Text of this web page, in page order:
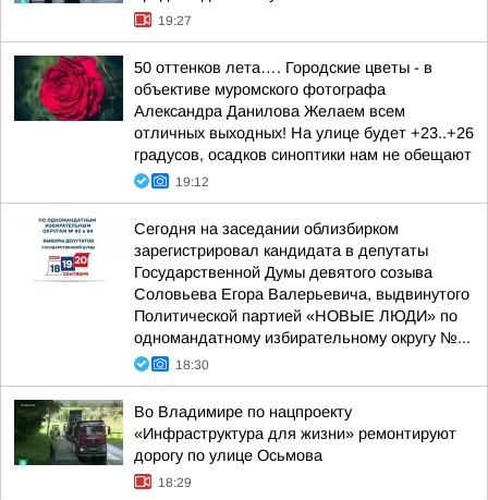
19:27
50 оттенков лета…. Городские цветы - в
объективе муромского фотографа
Александра Данилова Желаем всем
отличных выходных! На улице будет +23..+26
градусов, осадков синоптики нам не обещают
19:12
Сегодня на заседании облизбирком
зарегистрировал кандидата в депутаты
Государственной Думы девятого созыва
Соловьева Егора Валерьевича, выдвинутого
Политической партией «НОВЫЕ ЛЮДИ» по
одномандатному избирательному округу №...
18:30
Во Владимире по нацпроекту
«Инфраструктура для жизни» ремонтируют
дорогу по улице Осьмова
18:29